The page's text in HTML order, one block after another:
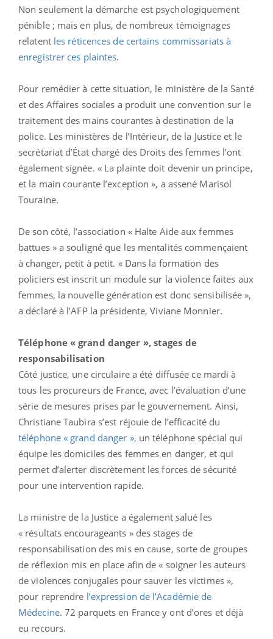
Non seulement la démarche est psychologiquement
pénible ; mais en plus, de nombreux témoignages
relatent les réticences de certains commissariats à
enregistrer ces plaintes.
Pour remédier à cette situation, le ministère de la Santé
et des Affaires sociales a produit une convention sur le
traitement des mains courantes à destination de la
police. Les ministères de l’Intérieur, de la Justice et le
secrétariat d’État chargé des Droits des femmes l’ont
également signée. « La plainte doit devenir un principe,
et la main courante l’exception », a assené Marisol
Touraine.
De son côté, l’association « Halte Aide aux femmes
battues » a souligné que les mentalités commençaient
à changer, petit à petit. « Dans la formation des
policiers est inscrit un module sur la violence faites aux
femmes, la nouvelle génération est donc sensibilisée »,
a déclaré à l’AFP la présidente, Viviane Monnier.
Téléphone « grand danger », stages de
responsabilisation
Côté justice, une circulaire a été diffusée ce mardi à
tous les procureurs de France, avec l’évaluation d’une
série de mesures prises par le gouvernement. Ainsi,
Christiane Taubira s’est réjouie de l’efficacité du
téléphone « grand danger », un téléphone spécial qui
équipe les domiciles des femmes en danger, et qui
permet d’alerter discrètement les forces de sécurité
pour une intervention rapide.
La ministre de la Justice a également salué les
« résultats encourageants » des stages de
responsabilisation des mis en cause, sorte de groupes
de réflexion mis en place afin de « soigner les auteurs
de violences conjugales pour sauver les victimes »,
pour reprendre l’expression de l’Académie de
Médecine. 72 parquets en France y ont d’ores et déjà
eu recours.